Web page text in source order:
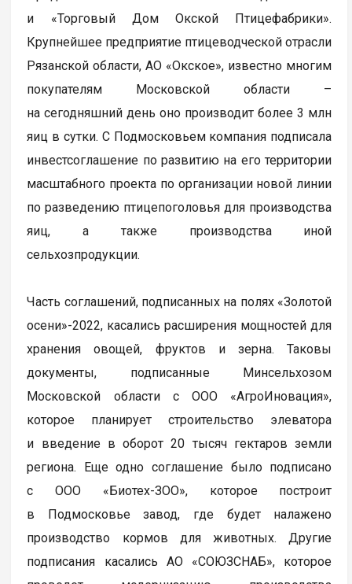
и «Торговый Дом Окской Птицефабрики».
Крупнейшее предприятие птицеводческой отрасли
Рязанской области, АО «Окское», известно многим
покупателям Московской области –
на сегодняшний день оно производит более 3 млн
яиц в сутки. С Подмосковьем компания подписала
инвестсоглашение по развитию на его территории
масштабного проекта по организации новой линии
по разведению птицепоголовья для производства
яиц, а также производства иной
сельхозпродукции.
Часть соглашений, подписанных на полях «Золотой
осени»-2022, касались расширения мощностей для
хранения овощей, фруктов и зерна. Таковы
документы, подписанные Минсельхозом
Московской области с ООО «АгроИновация»,
которое планирует строительство элеватора
и введение в оборот 20 тысяч гектаров земли
региона. Еще одно соглашение было подписано
с ООО «Биотех-ЗОО», которое построит
в Подмосковье завод, где будет налажено
производство кормов для животных. Другие
подписания касались АО «СОЮЗСНАБ», которое